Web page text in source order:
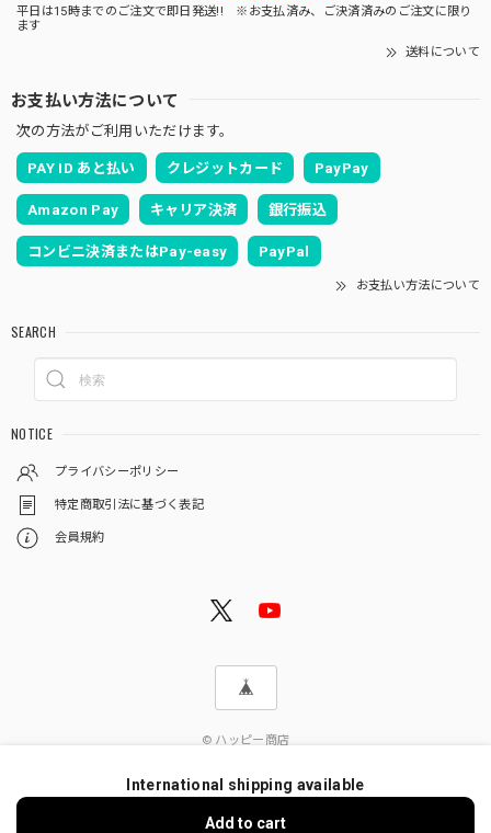
平日は15時までのご注文で即日発送!! ※お支払済み、ご決済済みのご注文に限り
ます
送料について
お支払い方法について
次の方法がご利用いただけます。
PAY ID あと払い クレジットカード PayPay
Amazon Pay キャリア決済 銀行振込
コンビニ決済またはPay-easy PayPal
お支払い方法について
SEARCH
NOTICE
プライバシーポリシー
特定商取引法に基づく表記
会員規約
© ハッピー商店
International shipping available
Add to cart